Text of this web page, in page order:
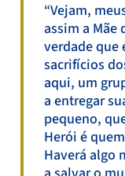
“Vejam,
assim a Mãe
verdade que
sacrifícios
aqui, um
a entregar
pequeno,
Herói é
Haverá algo